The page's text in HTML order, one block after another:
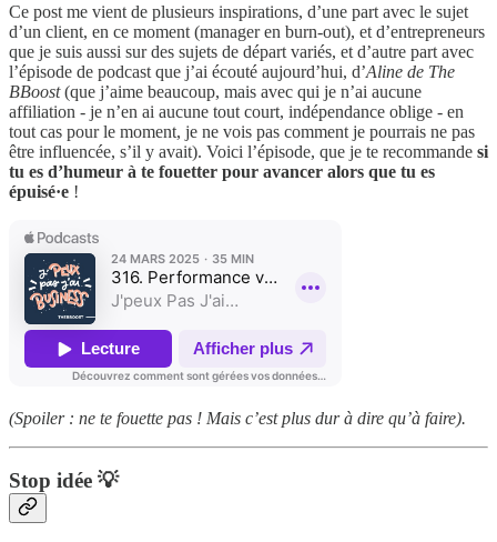
Ce post me vient de plusieurs inspirations, d’une part avec le sujet
d’un client, en ce moment (manager en burn-out), et d’entrepreneurs
que je suis aussi sur des sujets de départ variés, et d’autre part avec
l’épisode de podcast que j’ai écouté aujourd’hui, d’Aline de The
BBoost(que j’aime beaucoup, mais avec qui je n’ai aucune
affiliation - je n’en ai aucune tout court, indépendance oblige - en
tout cas pour le moment, je ne vois pas comment je pourrais ne pas
être influencée, s’il y avait). Voici l’épisode, que je te recommande si
tu es d’humeur à te fouetter pour avancer alors que tu es
épuisé·e !
(Spoiler : ne te fouette pas ! Mais c’est plus dur à dire qu’à faire).
Stop idée 💡